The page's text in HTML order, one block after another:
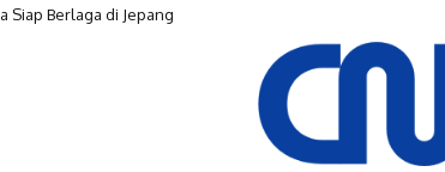
Siap Berlaga di Jepang